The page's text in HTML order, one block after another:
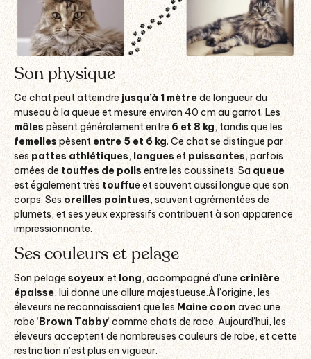
Son physique
Ce chat peut atteindre jusqu’à 1 mètrede longueur du
museau à la queue et mesure environ 40 cm au garrot. Les
mâlespèsent généralement entre 6 et 8 kg, tandis que les
femelles pèsent entre 5 et 6 kg. Ce chat se distingue par
ses pattes athlétiques, longues et puissantes, parfois
ornées de touffes de poilsentre les coussinets. Sa queue
est également très touffue et souvent aussi longue que son
corps. Ses oreilles pointues, souvent agrémentées de
plumets, et ses yeux expressifs contribuent à son apparence
impressionnante.
Ses couleurs et pelage
Son pelagesoyeux etlong, accompagné d’une crinière
épaisse, lui donne une allure majestueuse.À l’origine, les
éleveurs ne reconnaissaient que les Maine coon avec une
robe ‘Brown Tabby‘ comme chats de race. Aujourd’hui, les
éleveurs acceptent de nombreuses couleurs de robe, et cette
restriction n’est plus en vigueur.